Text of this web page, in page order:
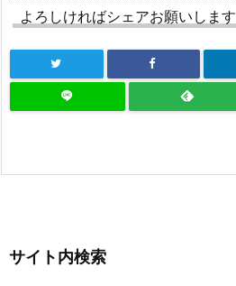
よろしければシェアお願いします
サイト内検索